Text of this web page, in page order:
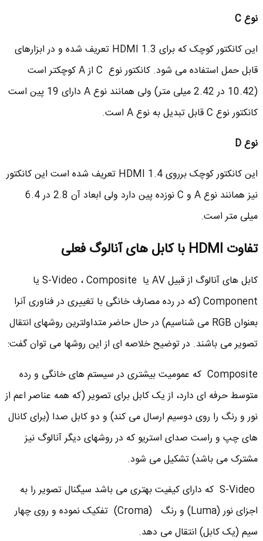
نوعC
این کانکتور کوچک که برای HDMI 1.3 تعریف شده و در ابزارهای
قابل حمل استفاده می شود. کانکتور نوع C از A کوچکتر است
(10.42 در 2.42 میلی متر) ولی همانند نوع A دارای 19 پین است
کانکتور نوع C قابل تبدیل به نوع A است.
نوعD
این کانکتور کوچک برروی HDMI 1.4 تعریف شده است این کانکتور
نیز همانند نوع A و C نوزده پین دارد ولی ابعاد آن 2.8 در 6.4
میلی متر است.
تفاوت HDMI با کابل های آنالوگ فعلی
کابل های آنالوگ از قبیل AV یا S-Video ، Composite یا
Component (که در رده مصارف خانگی با تغییری در فناوری آنرا
بعنوان RGB می شناسیم) در حال حاضر متداولترین روشهای انتقال
تصویر می باشند. در توضیح خلاصه ای از این روشها می توان گفت:
Composite که عمومیت بیشتری در سیستم های خانگی و رده
متوسط حرفه ای دارد، از یک کابل برای تصویر (که همه عناصر اعم از
نور و رنگ را روی دوسیم ارسال می کند) و دو کابل صدا (برای کانال
های چپ و راست صدای استریو که در روشهای دیگر آنالوگ نیز
مشترک می باشد) تشکیل می شود.
S-Video که دارای کیفیت بهتری می باشد سیگنال تصویر را به
اجزای نور (Luma) و رنگ (Croma) تفکیک نموده و روی چهار
سیم (یک کابل) انتقال می دهد.